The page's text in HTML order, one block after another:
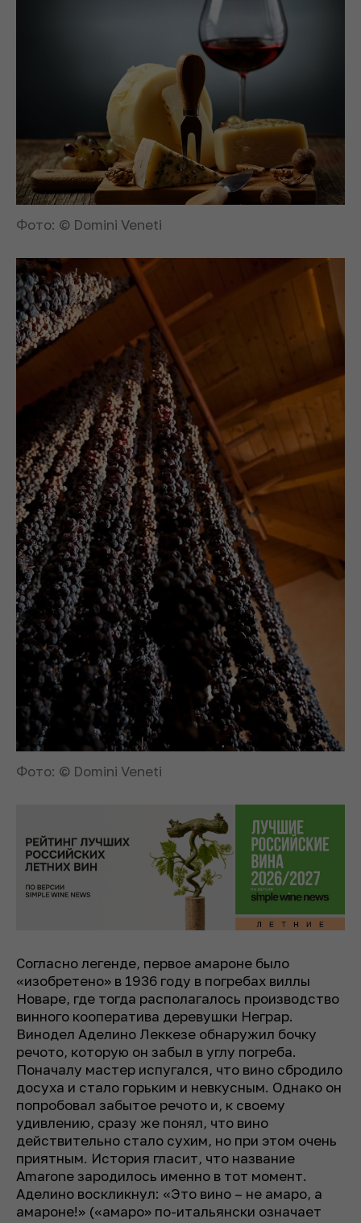
Фото: © Domini Veneti
Фото: © Domini Veneti
Согласно легенде, первое амароне было
«изобретено» в 1936 году в погребах виллы
Новаре, где тогда располагалось производство
винного кооператива деревушки Неграр.
Винодел Аделино Леккезе обнаружил бочку
речото, которую он забыл в углу погреба.
Поначалу мастер испугался, что вино сбродило
досуха и стало горьким и невкусным. Однако он
попробовал забытое речото и, к своему
удивлению, сразу же понял, что вино
действительно стало сухим, но при этом очень
приятным. История гласит, что название
Amarone зародилось именно в тот момент.
Аделино воскликнул: «Это вино – не амаро, а
амароне!» («амаро» по-итальянски означает